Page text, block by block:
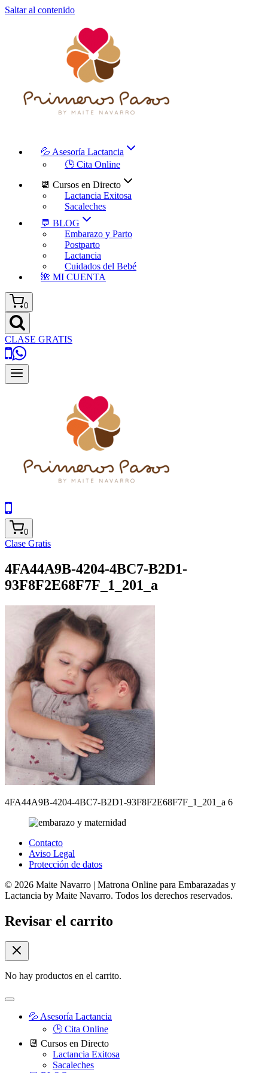
Saltar al contenido
💦 Asesoría Lactancia
🕒 Cita Online
📆 Cursos en Directo
Lactancia Exitosa
Sacaleches
💬 BLOG
Embarazo y Parto
Postparto
Lactancia
Cuidados del Bebé
🌺 MI CUENTA
0
CLASE GRATIS
0
Clase Gratis
4FA44A9B-4204-4BC7-B2D1-
93F8F2E68F7F_1_201_a
4FA44A9B-4204-4BC7-B2D1-93F8F2E68F7F_1_201_a 6
Contacto
Aviso Legal
Protección de datos
© 2026 Maite Navarro | Matrona Online para Embarazadas y
Lactancia by Maite Navarro. Todos los derechos reservados.
Revisar el carrito
No hay productos en el carrito.
💦 Asesoría Lactancia
🕒 Cita Online
📆 Cursos en Directo
Lactancia Exitosa
Sacaleches